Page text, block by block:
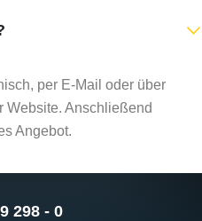
per E-Mail oder über
Website. Anschließend
Angebot.
298 - 0